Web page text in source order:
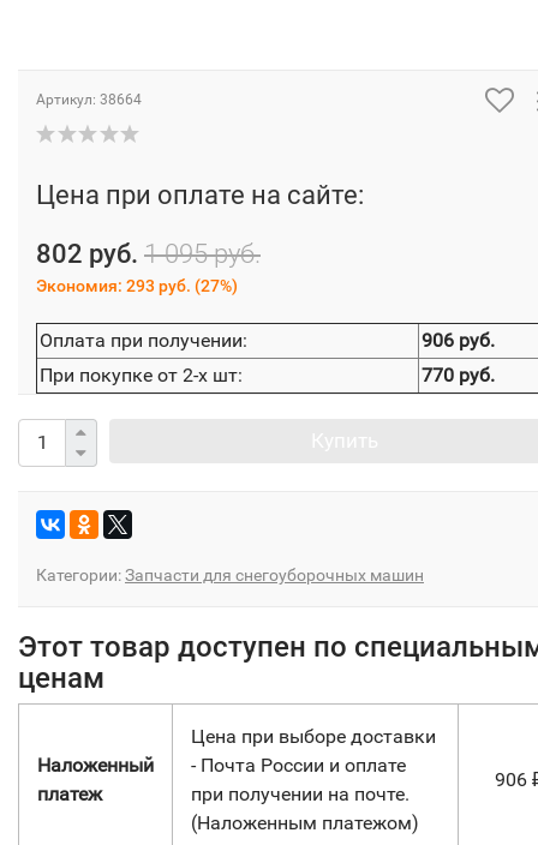
Артикул: 38664
Цена при оплате на сайте:
802 руб. 1 095 руб.
Экономия: 293 руб. (27%)
Оплата при получении:
906 руб.
При покупке от 2-х шт:
770 руб.
Категории:Запчасти для снегоуборочных машин
Этот товар доступен по
ценам
Наложенный
платеж
Цена при выборе доставки
- Почта России и оплате
при получении на почте.
(Наложенным платежом)
906